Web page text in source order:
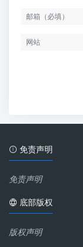
免责声明
免责声明
底部版权
版权声明